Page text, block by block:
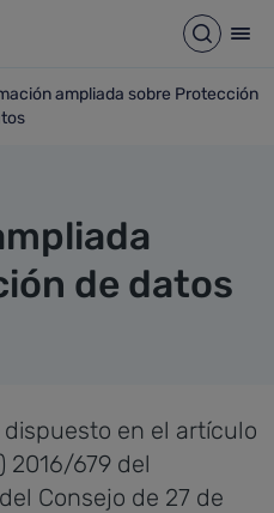
sobre
Abrir
del camino de migas
ampliada sobre
ampliada sobre Protección
de datos
en el artículo
2016/679 del
Consejo de 27 de